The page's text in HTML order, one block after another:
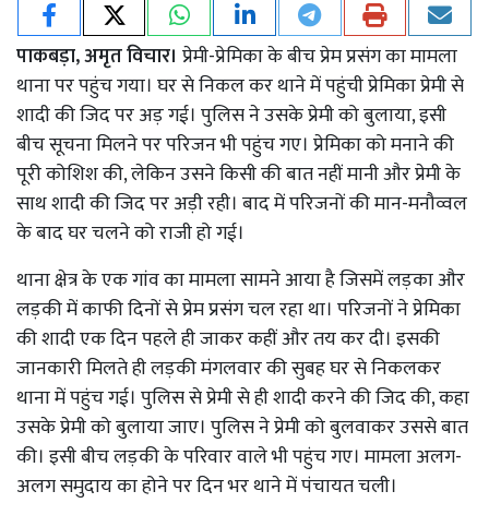
पाकबड़ा, अमृत विचार। प्रेमी-प्रेमिका के बीच प्रेम प्रसंग का मामला
थाना पर पहुंच गया। घर से निकल कर थाने में पहुंची प्रेमिका प्रेमी से
शादी की जिद पर अड़ गई। पुलिस ने उसके प्रेमी को बुलाया, इसी
बीच सूचना मिलने पर परिजन भी पहुंच गए। प्रेमिका को मनाने की
पूरी कोशिश की, लेकिन उसने किसी की बात नहीं मानी और प्रेमी के
साथ शादी की जिद पर अड़ी रही। बाद में परिजनों की मान-मनौव्वल
के बाद घर चलने को राजी हो गई।
थाना क्षेत्र के एक गांव का मामला सामने आया है जिसमें लड़का और
लड़की में काफी दिनों से प्रेम प्रसंग चल रहा था। परिजनों ने प्रेमिका
की शादी एक दिन पहले ही जाकर कहीं और तय कर दी। इसकी
जानकारी मिलते ही लड़की मंगलवार की सुबह घर से निकलकर
थाना में पहुंच गई। पुलिस से प्रेमी से ही शादी करने की जिद की, कहा
उसके प्रेमी को बुलाया जाए। पुलिस ने प्रेमी को बुलवाकर उससे बात
की। इसी बीच लड़की के परिवार वाले भी पहुंच गए। मामला अलग-
अलग समुदाय का होने पर दिन भर थाने में पंचायत चली।